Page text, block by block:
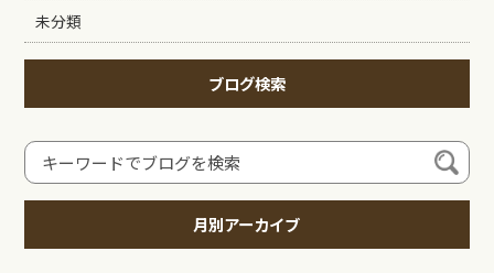
未分類
ブログ検索
月別アーカイブ